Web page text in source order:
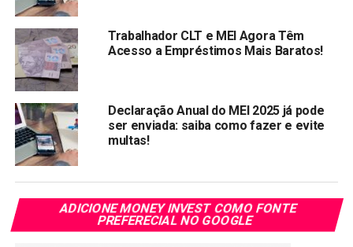
Portal gov.br
Após o término do cadastro, retorne ao
Empreendedor, clique novamente emFormalize-se;
2° Autorize o acesso ao seus dados pelo Portal do
Empreendedor, Área do Usuário da REDESIM;
Trabalhador CLT e MEI Agora Têm
Acesso a Empréstimos Mais Baratos!
Declaração Anual do MEI 2025 já pode
ser enviada: saiba como fazer e evite
multas!
ADICIONE MONEY INVEST COMO FONTE
PREFERECIAL NO GOOGLE